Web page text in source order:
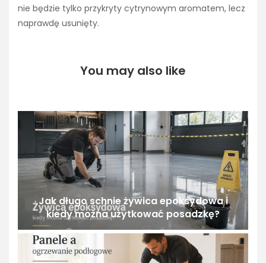
nie będzie tylko przykryty cytrynowym aromatem, lecz
naprawdę usunięty.
You may also like
Jak długo schnie żywica epoksydowa i
kiedy można użytkować posadzkę?